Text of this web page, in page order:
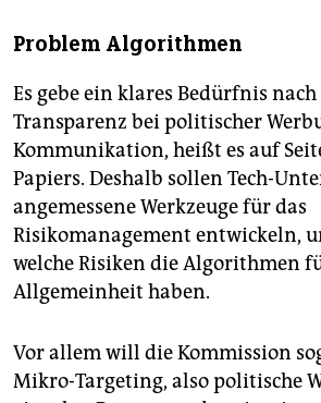
Problem Algorithmen
Es gebe ein klares Bedürfnis
Transparenz bei politischer
Kommunikation, heißt es auf
Papiers. Deshalb sollen Tech-
angemessene Werkzeuge für das
Risikomanagement entwickeln,
welche Risiken die Algorithmen
Allgemeinheit haben.
Vor allem will die Kommission
Mikro-Targeting, also politische